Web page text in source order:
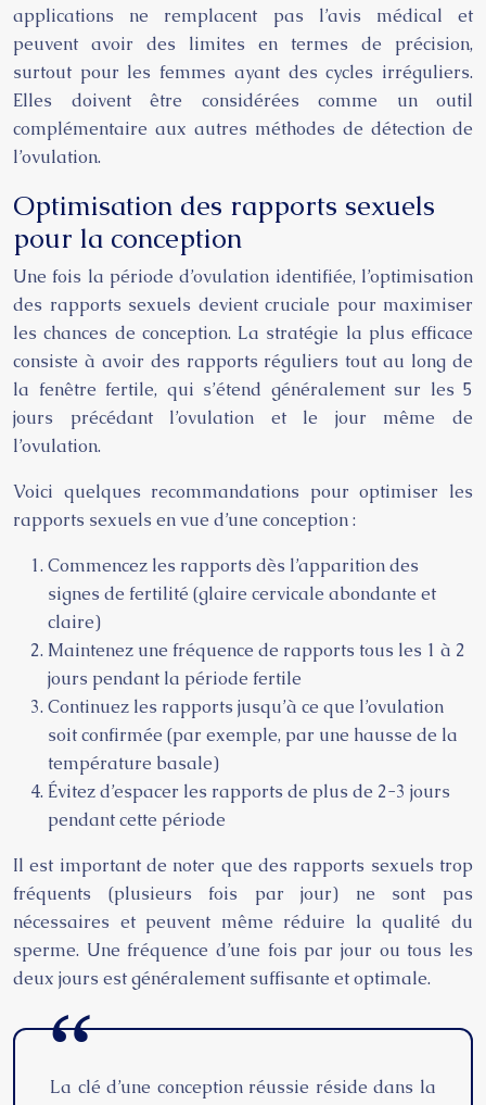
applications ne remplacent pas l’avis médical et
peuvent avoir des limites en termes de précision,
surtout pour les femmes ayant des cycles irréguliers.
Elles doivent être considérées comme un outil
complémentaire aux autres méthodes de détection de
l’ovulation.
Optimisation des rapports sexuels
pour la conception
Une fois la période d’ovulation identifiée, l’optimisation
des rapports sexuels devient cruciale pour maximiser
les chances de conception. La stratégie la plus efficace
consiste à avoir des rapports réguliers tout au long de
la fenêtre fertile, qui s’étend généralement sur les 5
jours précédant l’ovulation et le jour même de
l’ovulation.
Voici quelques recommandations pour optimiser les
rapports sexuels en vue d’une conception :
Commencez les rapports dès l’apparition des
signes de fertilité (glaire cervicale abondante et
claire)
Maintenez une fréquence de rapports tous les 1 à 2
jours pendant la période fertile
Continuez les rapports jusqu’à ce que l’ovulation
soit confirmée (par exemple, par une hausse de la
température basale)
Évitez d’espacer les rapports de plus de 2-3 jours
pendant cette période
Il est important de noter que des rapports sexuels trop
fréquents (plusieurs fois par jour) ne sont pas
nécessaires et peuvent même réduire la qualité du
sperme. Une fréquence d’une fois par jour ou tous les
deux jours est généralement suffisante et optimale.
La clé d’une conception réussie réside dans la